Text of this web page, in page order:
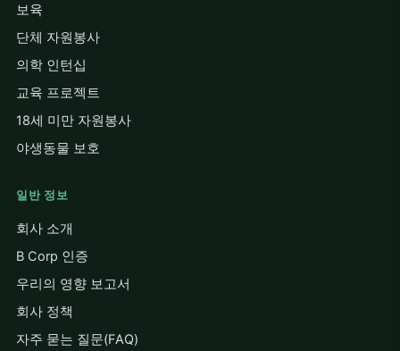
보육
단체 자원봉사
의학 인턴십
교육 프로젝트
18세 미만 자원봉사
야생동물 보호
일반 정보
회사 소개
B Corp 인증
우리의 영향 보고서
회사 정책
자주 묻는 질문(FAQ)